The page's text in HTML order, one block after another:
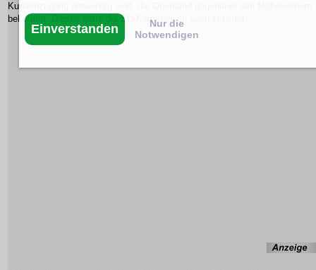
Kundenzugang notwendig sind, die Oberhand gegenüber den Mitbewerbern
bekommt. Dieses hatte die EU-Kommission auch kritisiert.
Einverstanden
Nur die
Notwendigen